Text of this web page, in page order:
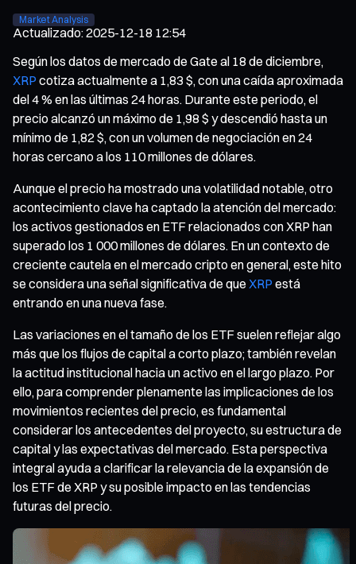
Market Analysis
Actualizado:2025-12-18 12:54
Según los datos de mercado de Gate al 18 de diciembre,
XRP cotiza actualmente a 1,83 $, con una caída aproximada
del 4 % en las últimas 24 horas. Durante este periodo, el
precio alcanzó un máximo de 1,98 $ y descendió hasta un
mínimo de 1,82 $, con un volumen de negociación en 24
horas cercano a los 110 millones de dólares.
Aunque el precio ha mostrado una volatilidad notable, otro
acontecimiento clave ha captado la atención del mercado:
los activos gestionados en ETF relacionados con XRP han
superado los 1 000 millones de dólares. En un contexto de
creciente cautela en el mercado cripto en general, este hito
se considera una señal significativa de que XRP está
entrando en una nueva fase.
Las variaciones en el tamaño de los ETF suelen reflejar algo
más que los flujos de capital a corto plazo; también revelan
la actitud institucional hacia un activo en el largo plazo. Por
ello, para comprender plenamente las implicaciones de los
movimientos recientes del precio, es fundamental
considerar los antecedentes del proyecto, su estructura de
capital y las expectativas del mercado. Esta perspectiva
integral ayuda a clarificar la relevancia de la expansión de
los ETF de XRP y su posible impacto en las tendencias
futuras del precio.